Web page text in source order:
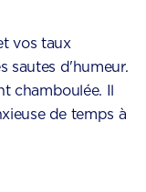
vos taux
sautes d'humeur.
chamboulée. Il
de temps à